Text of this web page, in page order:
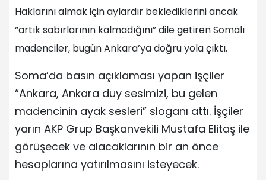
Haklarını almak için aylardır beklediklerini ancak
“artık sabırlarının kalmadığını” dile getiren Somalı
madenciler, bugün Ankara’ya doğru yola çıktı.
Soma’da basın açıklaması yapan işçiler
“Ankara, Ankara duy sesimizi, bu gelen
madencinin ayak sesleri” sloganı attı. İşçiler
yarın AKP Grup Başkanvekili Mustafa Elitaş ile
görüşecek ve alacaklarının bir an önce
hesaplarına yatırılmasını isteyecek.